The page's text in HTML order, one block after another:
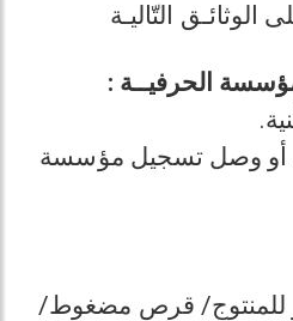
التّاليـة
الحرفيــة :
وصل تسجيل مؤسسة
للمنتوج/ قرص مضغوط/